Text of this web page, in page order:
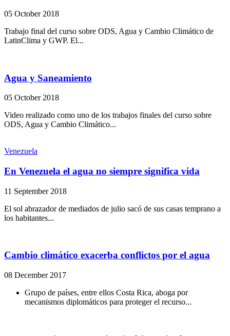
05 October 2018
Trabajo final del curso sobre ODS, Agua y Cambio Climático de
LatinClima y GWP. El...
Agua y Saneamiento
05 October 2018
Video realizado como uno de los trabajos finales del curso sobre
ODS, Agua y Cambio Climático...
Venezuela
En Venezuela el agua no siempre significa vida
11 September 2018
El sol abrazador de mediados de julio sacó de sus casas temprano a
los habitantes...
Cambio climático exacerba conflictos por el agua
08 December 2017
Grupo de países, entre ellos Costa Rica, aboga por
mecanismos diplomáticos para proteger el recurso...